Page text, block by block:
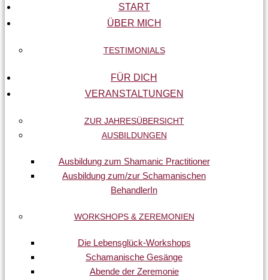
START
ÜBER MICH
TESTIMONIALS
FÜR DICH
VERANSTALTUNGEN
ZUR JAHRESÜBERSICHT
AUSBILDUNGEN
Ausbildung zum Shamanic Practitioner
Ausbildung zum/zur Schamanischen
BehandlerIn
WORKSHOPS & ZEREMONIEN
Die Lebensglück-Workshops
Schamanische Gesänge
Abende der Zeremonie